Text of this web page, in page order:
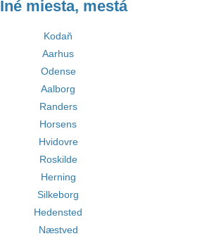
Iné miesta, mestá
Kodaň
Aarhus
Odense
Aalborg
Randers
Horsens
Hvidovre
Roskilde
Herning
Silkeborg
Hedensted
Næstved